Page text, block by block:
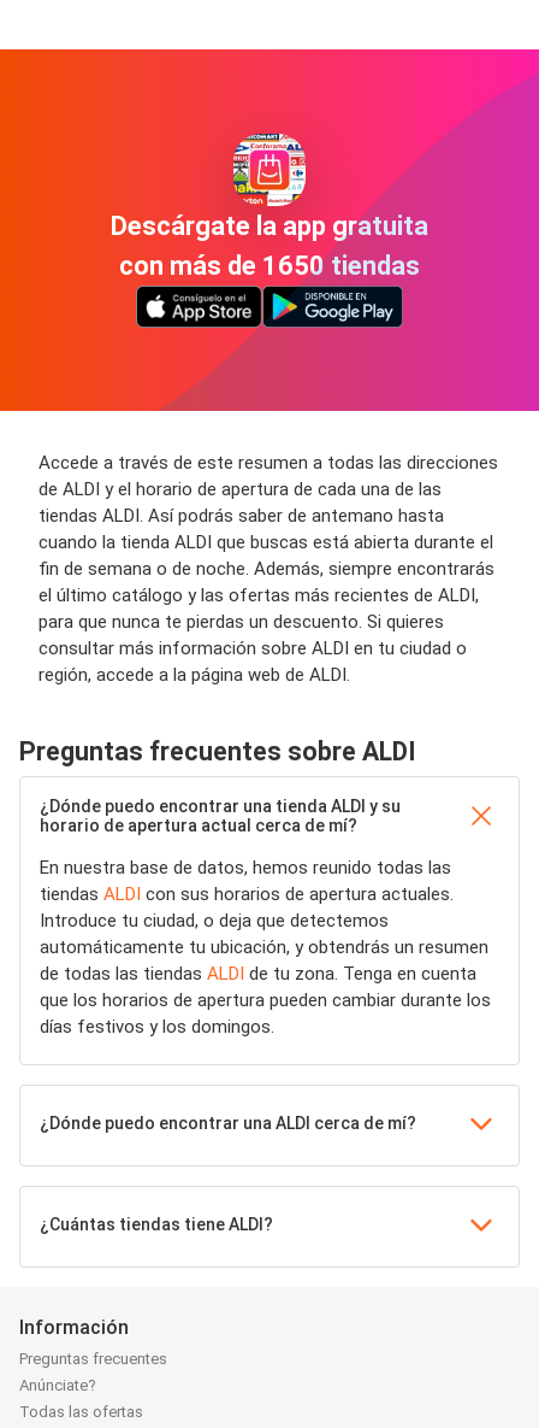
Descárgate la app gratuita
con más de 1650 tiendas
Accede a través de este resumen a todas las direcciones
de ALDI y el horario de apertura de cada una de las
tiendas ALDI. Así podrás saber de antemano hasta
cuando la tienda ALDI que buscas está abierta durante el
fin de semana o de noche. Además, siempre encontrarás
el último catálogo y las ofertas más recientes de ALDI,
para que nunca te pierdas un descuento. Si quieres
consultar más información sobre ALDI en tu ciudad o
región, accede a la página web de ALDI.
Preguntas frecuentes sobre ALDI
¿Dónde puedo encontrar una tienda ALDI y su
horario de apertura actual cerca de mí?
En nuestra base de datos, hemos reunido todas las
tiendas ALDI con sus horarios de apertura actuales.
Introduce tu ciudad, o deja que detectemos
automáticamente tu ubicación, y obtendrás un resumen
de todas las tiendas ALDI de tu zona. Tenga en cuenta
que los horarios de apertura pueden cambiar durante los
días festivos y los domingos.
¿Dónde puedo encontrar una ALDI cerca de mí?
¿Cuántas tiendas tiene ALDI?
Información
Preguntas frecuentes
Anúnciate?
Todas las ofertas